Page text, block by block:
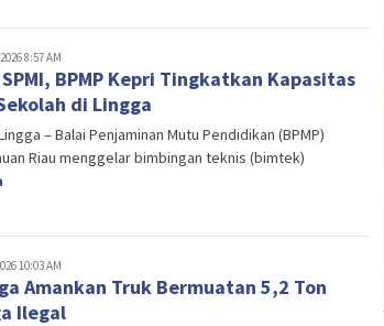
8:57 AM
BPMP Kepri Tingkatkan Kapasitas
di Lingga
– Balai Penjaminan Mutu Pendidikan (BPMP)
Riau menggelar bimbingan teknis (bimtek)
10:03 AM
Amankan Truk Bermuatan 5,2 Ton
Ilegal